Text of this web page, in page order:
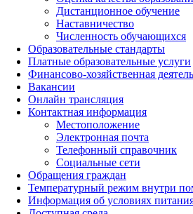
Дистанционное обучение
Наставничество
Численность обучающихся
Образовательные стандарты
Платные образовательные услуги
Финансово-хозяйственная
Вакансии
Онлайн трансляция
Контактная информация
Местоположение
Электронная почта
Телефонный справочник
Социальные сети
Обращения граждан
Температурный режим внутри
Информация об условиях